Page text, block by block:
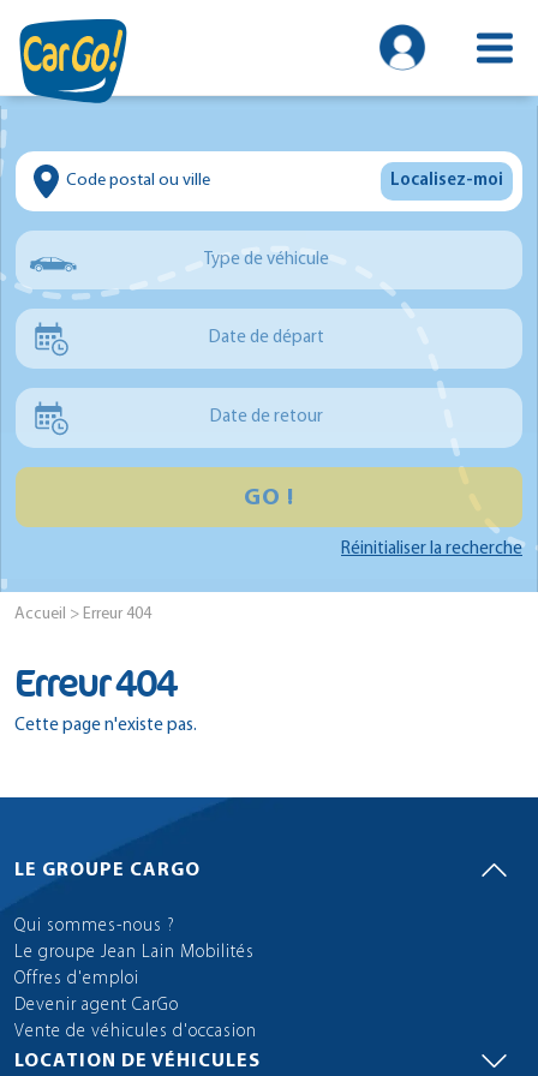
Localisez-moi
Type de véhicule
Date de départ
Date de retour
GO !
Réinitialiser la recherche
Accueil > Erreur 404
Erreur 404
Cette page n'existe pas.
LE GROUPE CARGO
Qui sommes-nous ?
Le groupe Jean Lain Mobilités
Offres d'emploi
Devenir agent CarGo
Vente de véhicules d'occasion
LOCATION DE VÉHICULES